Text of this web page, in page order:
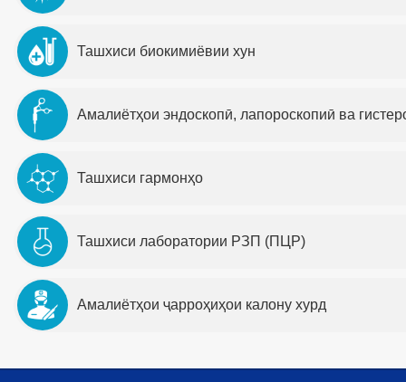
Ташхиси биокимиёвии хун
Амалиётҳои эндоскопӣ, лапороскопиӣ ва
Ташхиси гармонҳо
Ташхиси лаборатории РЗП (ПЦР)
Амалиётҳои ҷарроҳиҳои калону хурд